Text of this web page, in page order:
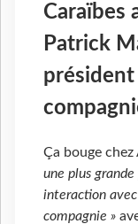
Caraïbes
Patrick
Ça bouge
une plus
interaction avec
compagnie »